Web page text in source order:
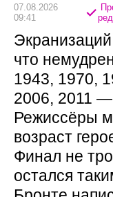
07.08.2026
09:41
что
1943, 1970,
2006, 2011 —
Режиссёры
возраст
Финал не
остался